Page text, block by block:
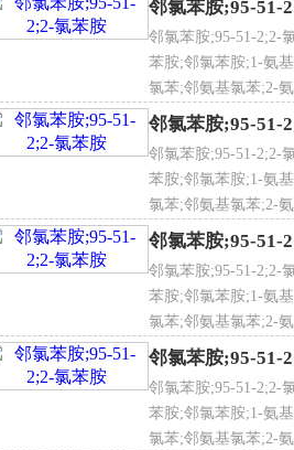
208 至 210 ℃
确定原子立构中心数量：0
不确定原子立构中心数量：0
确定化学键立构中心数量：0
不确定化学键立构中心数量：0
共价键单元数量：1
邻氯苯胺毒理学数据
小鼠经口LD50：256g/kg
猫经皮肤接触LD50：222mg/kg
猫经皮下LDLo：310mg/kg
2、其他多剂量毒性
大鼠经吸入TDLo：14560mg/kg/13W-I
小鼠经口TDLo：14560mg/kg/13W-I
3、属中等毒类。容易被皮肤吸收，
邻氯苯胺;95-51-
邻氯苯胺;95-51-2;2-
苯胺;邻氯苯胺;1-氨
氯苯;邻氨基氯苯;2-
氯苯
邻氯苯胺;95-51-
邻氯苯胺;95-51-2;2-
苯胺;邻氯苯胺;1-氨
氯苯;邻氨基氯苯;2-
氯苯
邻氯苯胺;95-51-
邻氯苯胺;95-51-2;2-
苯胺;邻氯苯胺;1-氨
氯苯;邻氨基氯苯;2-
氯苯
邻氯苯胺;95-51-
邻氯苯胺;95-51-2;2-
苯胺;邻氯苯胺;1-氨
氯苯;邻氨基氯苯;2-